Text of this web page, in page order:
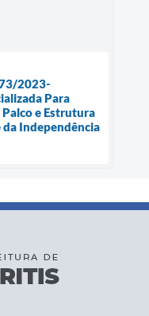
2023-
Para
e Estrutura
da Independência